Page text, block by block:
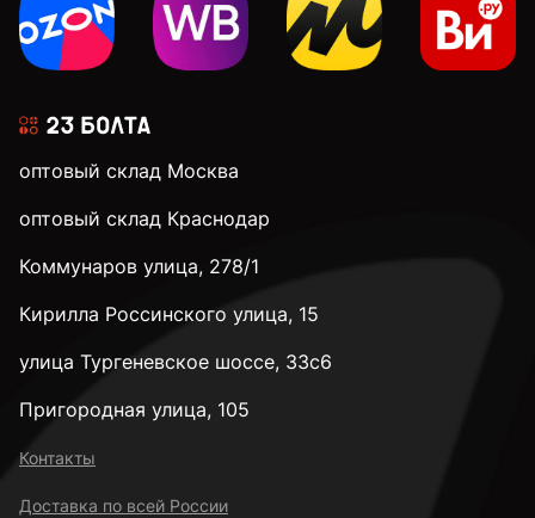
оптовый склад Москва
оптовый склад Краснодар
Коммунаров улица, 278/1
Кирилла Россинского улица, 15
улица Тургеневское шоссе, 33с6
Пригородная улица, 105
Контакты
Доставка по всей России